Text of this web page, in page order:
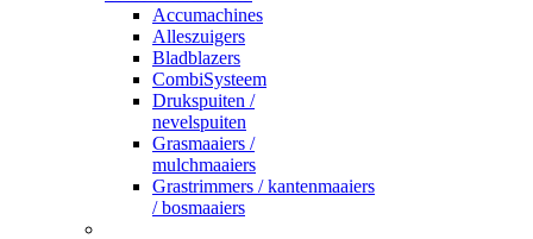
Accumachines
Alleszuigers
Bladblazers
CombiSysteem
Drukspuiten /
nevelspuiten
Grasmaaiers /
mulchmaaiers
Grastrimmers / kantenmaaiers
/ bosmaaiers